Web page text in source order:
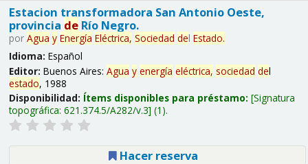
Estacion transformadora San Antonio Oeste,
provincia deRío Negro.
por Agua y Energía Eléctrica, Sociedad del Estado.
Idioma: Español
Editor: Buenos Aires: Agua y energía eléctrica, sociedad del
estado, 1988
Disponibilidad: Ítems disponibles para préstamo: Signatura
topográfica: 621.374.5/A282/v.3 (1).
Hacer reserva